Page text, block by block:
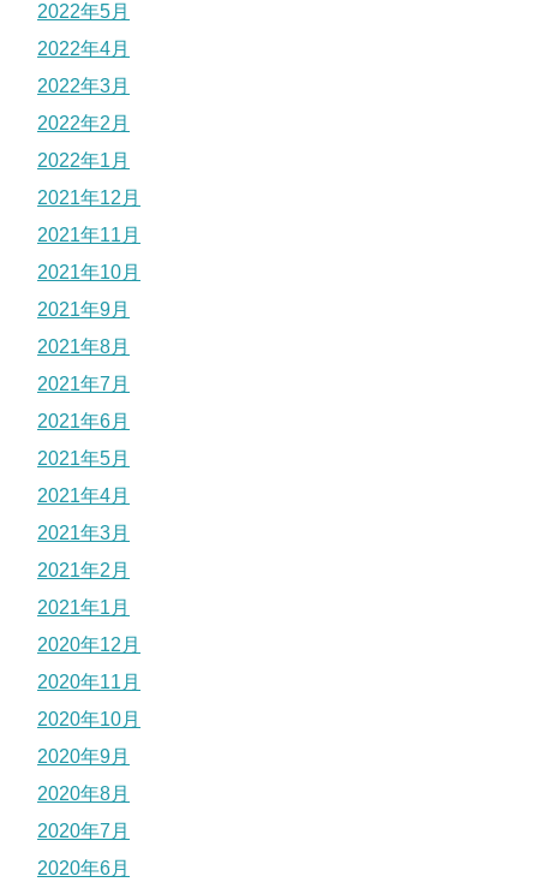
2022年5月
2022年4月
2022年3月
2022年2月
2022年1月
2021年12月
2021年11月
2021年10月
2021年9月
2021年8月
2021年7月
2021年6月
2021年5月
2021年4月
2021年3月
2021年2月
2021年1月
2020年12月
2020年11月
2020年10月
2020年9月
2020年8月
2020年7月
2020年6月